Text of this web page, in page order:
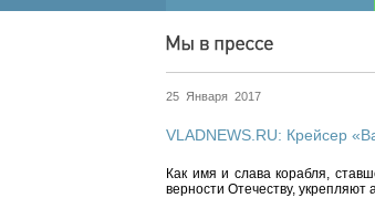
25 Января 2017
VLADNEWS.RU: Крейсер
Как имя и слава корабля,
верности Отечеству, укрепляют